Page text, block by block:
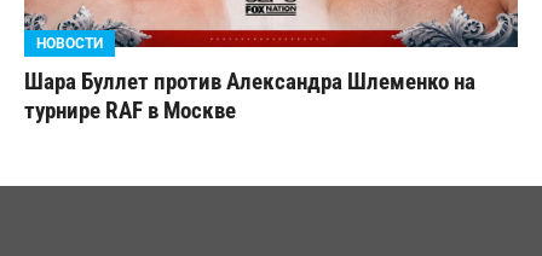
НОВОСТИ
Шара Буллет против Александра Шлеменко на
турнире RAF в Москве